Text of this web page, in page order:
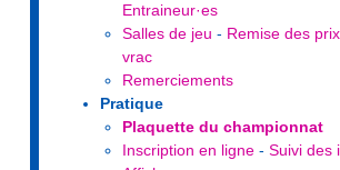
Entraineur·es
Salles de jeu - Remise des prix
vrac
Remerciements
Pratique
Plaquette du championnat
Inscription en ligne - Suivi des